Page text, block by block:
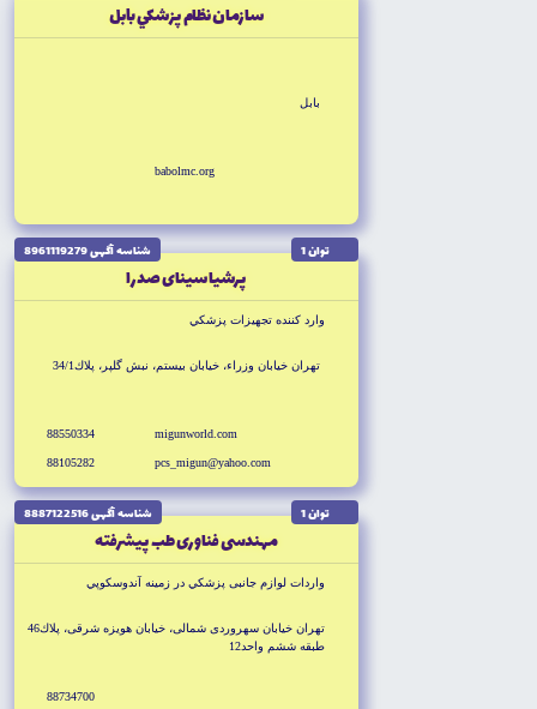
سازمان نظام پزشكي بابل
بابل
babolmc.org
توان 1 شناسه آگهى 8961119279
پرشيا سيناى صدرا
وارد كننده تجهيزات پزشكي
تهران خيابان وزراء، خيابان بيستم، نبش گلپر، پلاك34/1
migunworld.com
pcs_migun@yahoo.com
88550334
88105282
توان 1 شناسه آگهى 8887122516
مهندسى فناورى طب پيشرفته
واردات لوازم جانبى پزشكي در زمينه آندوسكوپي
تهران خيابان سهروردى شمالى، خيابان هويزه شرقى، پلاك46
طبقه ششم واحد12
88734700